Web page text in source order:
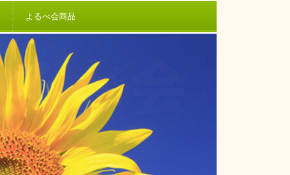
よるべ会商品